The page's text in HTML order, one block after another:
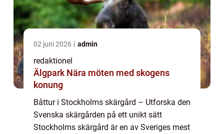
02 juni 2026 admin
redaktionel
Älgpark Nära möten med skogens
konung
Båttur i Stockholms skärgård – Utforska den
Svenska skärgården på ett unikt sätt
Stockholms skärgård är en av Sveriges mest